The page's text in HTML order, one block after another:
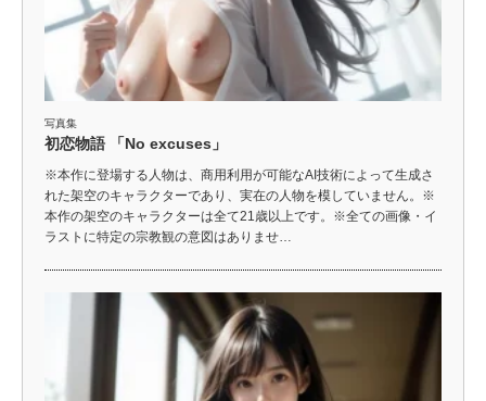
写真集
初恋物語 「No excuses」
※本作に登場する人物は、商用利用が可能なAI技術によって生成さ
れた架空のキャラクターであり、実在の人物を模していません。※
本作の架空のキャラクターは全て21歳以上です。※全ての画像・イ
ラストに特定の宗教観の意図はありませ…